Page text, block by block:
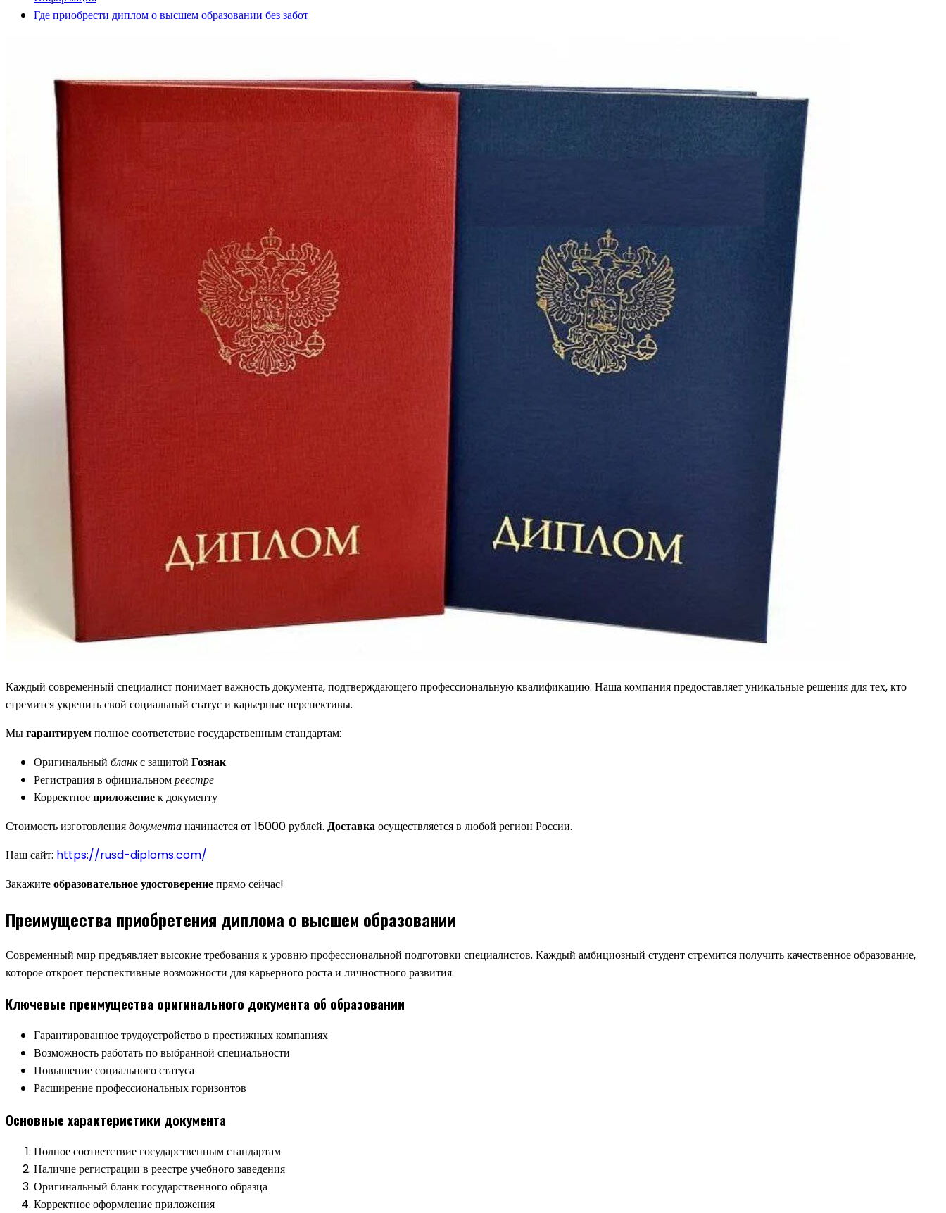
Где приобрести диплом о высшем образовании без забот
Каждый современный специалист понимает важность документа, подтверждающего профессиональную квалификацию. Наша компания предоставляет уникальные решения для тех, кто
стремится укрепить свой социальный статус и карьерные перспективы.
Мыгарантируемполное соответствие государственным стандартам:
Оригинальный бланкс защитой Гознак
Регистрация в официальномреестре
Корректноеприложениек документу
Стоимость изготовлениядокументаначинается от 15000 рублей. Доставкаосуществляется в любой регион России.
Наш сайт: https://rusd-diploms.com/
Закажитеобразовательное удостоверениепрямо сейчас!
Преимущества приобретения диплома о высшем образовании
Современный мир предъявляет высокие требования к уровню профессиональной подготовки специалистов. Каждый амбициозный студент стремится получить качественное образование,
которое откроет перспективные возможности для карьерного роста и личностного развития.
Ключевые преимущества оригинального документа об образовании
Гарантированное трудоустройство в престижных компаниях
Возможность работать по выбранной специальности
Повышение социального статуса
Расширение профессиональных горизонтов
Основные характеристики документа
Полное соответствие государственным стандартам
Наличие регистрации в реестре учебного заведения
Оригинальный бланк государственного образца
Корректное оформление приложения